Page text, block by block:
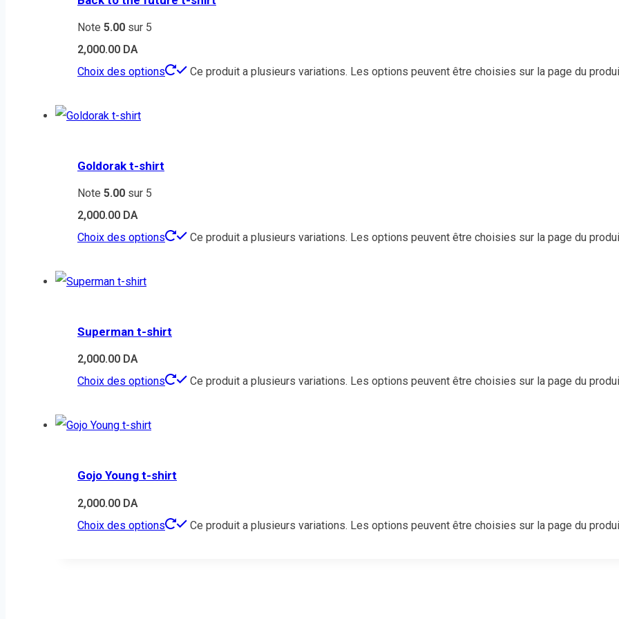
Note 5.00 sur 5
2,000.00 DA
Choix des options
Ce produit a plusieurs variations. Les options peuvent être choisies sur la page du
Goldorak t-shirt
Note 5.00 sur 5
2,000.00 DA
Choix des options
Ce produit a plusieurs variations. Les options peuvent être choisies sur la page du
Superman t-shirt
2,000.00 DA
Choix des options
Ce produit a plusieurs variations. Les options peuvent être choisies sur la page du
Gojo Young t-shirt
2,000.00 DA
Choix des options
Ce produit a plusieurs variations. Les options peuvent être choisies sur la page du